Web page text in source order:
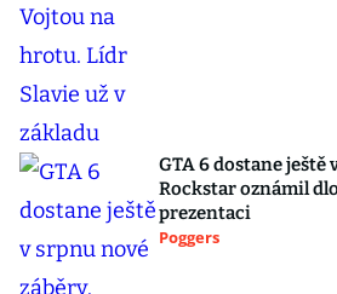
GTA 6 dostane ještě
Rockstar oznámil
prezentaci
Poggers